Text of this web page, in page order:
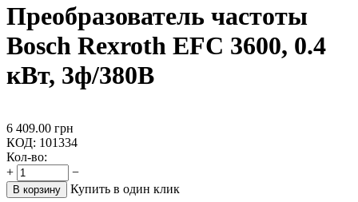
Преобразователь частоты
Bosch Rexroth EFC 3600, 0.4
кВт, 3ф/380В
6 409.00 грн
КОД: 101334
Кол-во:
+
−
В корзину Купить в один клик